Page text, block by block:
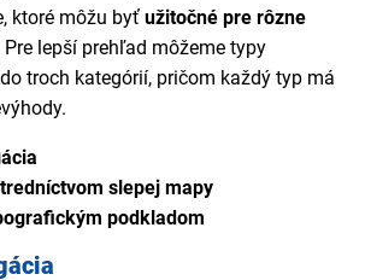
ktoré môžu byť užitočné pre rôzne
Pre lepší prehľad môžeme typy
troch kategórií, pričom každý typ má
slepej mapy
podkladom